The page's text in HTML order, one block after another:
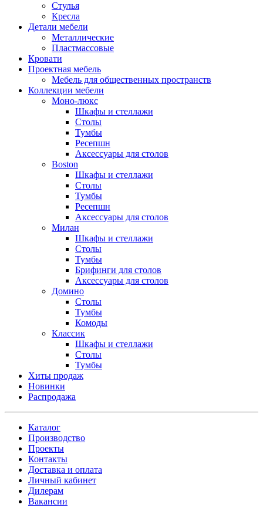
Стулья
Кресла
Детали мебели
Металлические
Пластмассовые
Кровати
Проектная мебель
Мебель для общественных пространств
Коллекции мебели
Моно-люкс
Шкафы и стеллажи
Столы
Тумбы
Ресепшн
Аксессуары для столов
Boston
Шкафы и стеллажи
Столы
Тумбы
Ресепшн
Аксессуары для столов
Милан
Шкафы и стеллажи
Столы
Тумбы
Брифинги для столов
Аксессуары для столов
Домино
Столы
Тумбы
Комоды
Классик
Шкафы и стеллажи
Столы
Тумбы
Хиты продаж
Новинки
Распродажа
Каталог
Производство
Проекты
Контакты
Доставка и оплата
Личный кабинет
Дилерам
Вакансии